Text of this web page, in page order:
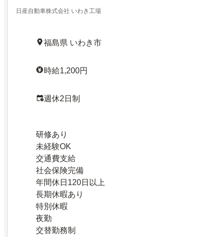
日産自動車株式会社 いわき工場
福島県 いわき市
時給1,200円
週休2日制
研修あり
未経験OK
交通費支給
社会保険完備
年間休日120日以上
長期休暇あり
特別休暇
夜勤
交替勤務制